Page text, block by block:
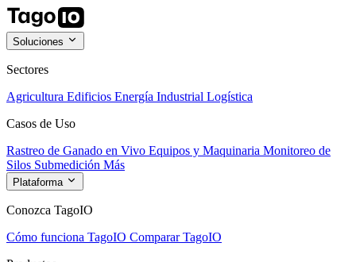
Soluciones
Sectores
Agricultura Edificios Energía Industrial Logística
Casos de Uso
Rastreo de Ganado en Vivo Equipos y Maquinaria Monitoreo de
Silos Submedición Más
Plataforma
Conozca TagoIO
Cómo funciona TagoIO Comparar TagoIO